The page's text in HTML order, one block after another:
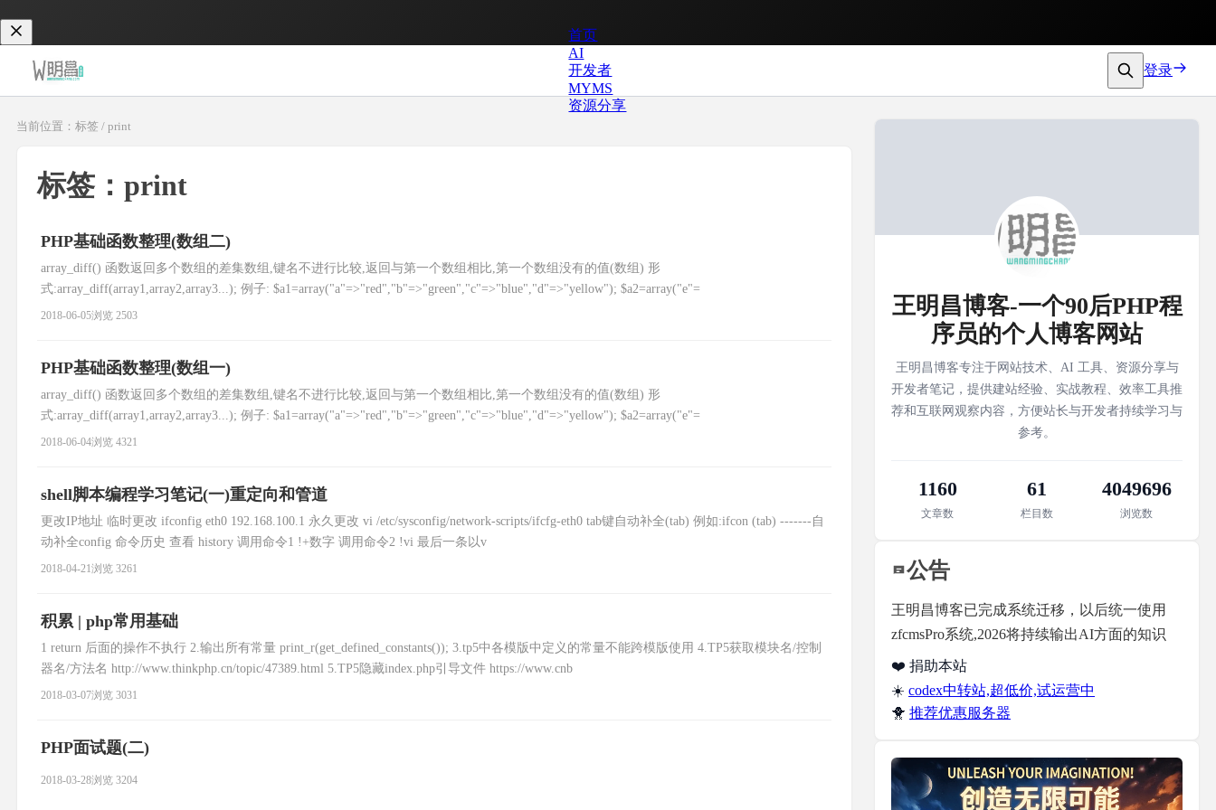
首页
AI
开发者
MYMS
资源分享
登录
当前位置：标签 / print
标签：print
PHP基础函数整理(数组二)
array_diff() 函数返回多个数组的差集数组,键名不进行比较,返回与第一个数组相比,第一个数组没有的值(数组) 形
式:array_diff(array1,array2,array3...); 例子: $a1=array("a"=>"red","b"=>"green","c"=>"blue","d"=>"yellow"); $a2=array("e"=
2018-06-05浏览 2503
PHP基础函数整理(数组一)
array_diff() 函数返回多个数组的差集数组,键名不进行比较,返回与第一个数组相比,第一个数组没有的值(数组) 形
式:array_diff(array1,array2,array3...); 例子: $a1=array("a"=>"red","b"=>"green","c"=>"blue","d"=>"yellow"); $a2=array("e"=
2018-06-04浏览 4321
shell脚本编程学习笔记(一)重定向和管道
更改IP地址 临时更改 ifconfig eth0 192.168.100.1 永久更改 vi /etc/sysconfig/network-scripts/ifcfg-eth0 tab键自动补全(tab) 例如:ifcon (tab) -------自
动补全config 命令历史 查看 history 调用命令1 !+数字 调用命令2 !vi 最后一条以v
2018-04-21浏览 3261
积累 | php常用基础
1 return 后面的操作不执行 2.输出所有常量 print_r(get_defined_constants()); 3.tp5中各模版中定义的常量不能跨模版使用 4.TP5获取模块名/控制
器名/方法名 http://www.thinkphp.cn/topic/47389.html 5.TP5隐藏index.php引导文件 https://www.cnb
2018-03-07浏览 3031
PHP面试题(二)
2018-03-28浏览 3204
王明昌博客-一个90后PHP程
序员的个人博客网站
王明昌博客专注于网站技术、AI 工具、资源分享与
开发者笔记，提供建站经验、实战教程、效率工具推
荐和互联网观察内容，方便站长与开发者持续学习与
参考。
1160
文章数
61
栏目数
4049696
浏览数
公告
王明昌博客已完成系统迁移，以后统一使用
zfcmsPro系统,2026将持续输出AI方面的知识
❤️ 捐助本站
☀️ codex中转站,超低价,试运营中
🐥 推荐优惠服务器